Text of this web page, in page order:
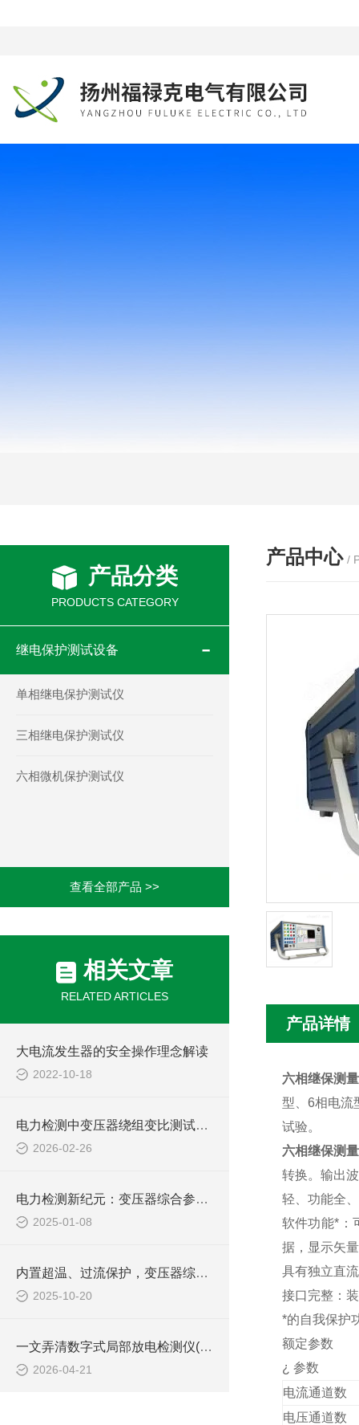
产品分类
PRODUCTS CATEGORY
继电保护测试设备
单相继电保护测试仪
三相继电保护测试仪
六相微机保护测试仪
查看全部产品 >>
相关文章
RELATED ARTICLES
大电流发生器的安全操作理念解读
2022-10-18
电力检测中变压器绕组变比测试仪的选型与使用规范
2026-02-26
电力检测新纪元：变压器综合参数测试仪，创新技术，领电力行业智能化转型
2025-01-08
内置超温、过流保护，变压器综合参数测试仪兼顾安全与效率，助力电力现场作业
2025-10-20
一文弄清数字式局部放电检测仪(本质、原理、优势及技术发展)
2026-04-21
产品中心 /
产品详情
六相继保测
型、 6相电流
试验。
六相继保测
转换。输出
轻、功能全
软件功能*：
据，显示矢
具有独立直
接口完整：
*的自我保护
额定参数
¿ 参数
电流通道数
电压通道数